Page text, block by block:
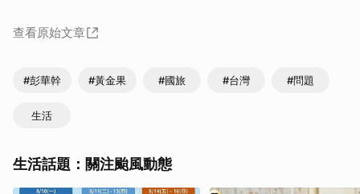
查看原始文章
#彭華幹 #黃金果 #國旅 #台灣 #問題
生活
生活話題：關注颱風動態